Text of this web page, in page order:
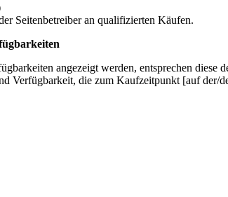
Seitenbetreiber an qualifizierten Käufen.
angezeigt werden, entsprechen
Verfügbarkeit, die zum Kaufzeitpunkt [auf der/